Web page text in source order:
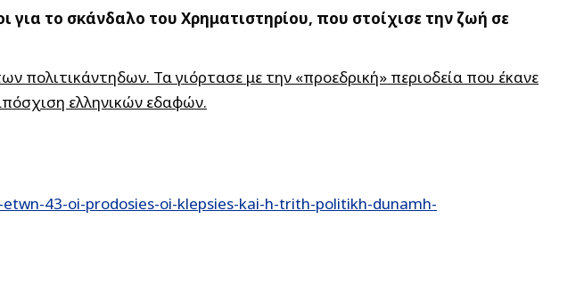
το σκάνδαλο του Χρηματιστηρίου, που στοίχισε την ζωή σε
πολιτικάντηδων. Τα γιόρτασε με την «προεδρική» περιοδεία που έκανε
ελληνικών εδαφών.
43-oi-prodosies-oi-klepsies-kai-h-trith-politikh-dunamh-